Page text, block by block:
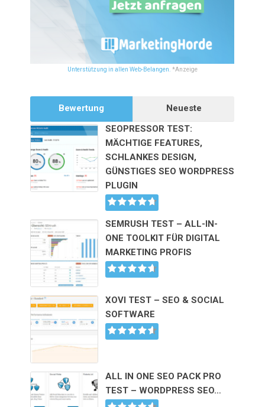
Unterstützung in allen Web-Belangen. *Anzeige
Bewertung
Neueste
SEOPRESSOR TEST:
MÄCHTIGE FEATURES,
SCHLANKES DESIGN,
GÜNSTIGES SEO WORDPRESS
PLUGIN
SEMRUSH TEST – ALL-IN-
ONE TOOLKIT FÜR DIGITAL
MARKETING PROFIS
XOVI TEST – SEO & SOCIAL
SOFTWARE
ALL IN ONE SEO PACK PRO
TEST – WORDPRESS SEO…